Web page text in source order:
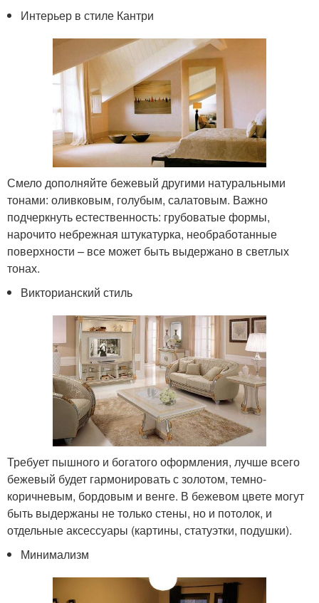
Интерьер в стиле Кантри
Смело дополняйте бежевый другими натуральными
тонами: оливковым, голубым, салатовым. Важно
подчеркнуть естественность: грубоватые формы,
нарочито небрежная штукатурка, необработанные
поверхности – все может быть выдержано в светлых
тонах.
Викторианский стиль
Требует пышного и богатого оформления, лучше всего
бежевый будет гармонировать с золотом, темно-
коричневым, бордовым и венге. В бежевом цвете могут
быть выдержаны не только стены, но и потолок, и
отдельные аксессуары (картины, статуэтки, подушки).
Минимализм